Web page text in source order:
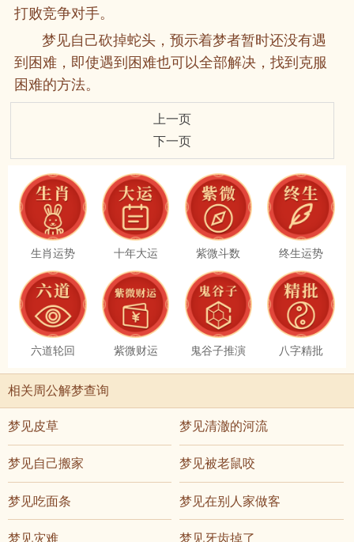
打败竞争对手。
梦见自己砍掉蛇头，预示着梦者暂时还没有遇
到困难，即使遇到困难也可以全部解决，找到克服
困难的方法。
上一页
下一页
生肖运势 十年大运 紫微斗数 终生运势
六道轮回 紫微财运 鬼谷子推演 八字精批
相关周公解梦查询
梦见皮草 梦见清澈的河流
梦见自己搬家 梦见被老鼠咬
梦见吃面条 梦见在别人家做客
梦见灾难 梦见牙齿掉了